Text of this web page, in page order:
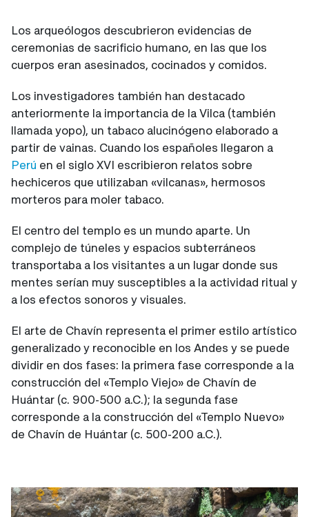
Los arqueólogos descubrieron evidencias de
ceremonias de sacrificio humano, en las que los
cuerpos eran asesinados, cocinados y comidos.
Los investigadores también han destacado
anteriormente la importancia de la Vilca (también
llamada yopo), un tabaco alucinógeno elaborado a
partir de vainas. Cuando los españoles llegaron a
Perú en el siglo XVI escribieron relatos sobre
hechiceros que utilizaban «vilcanas», hermosos
morteros para moler tabaco.
El centro del templo es un mundo aparte. Un
complejo de túneles y espacios subterráneos
transportaba a los visitantes a un lugar donde sus
mentes serían muy susceptibles a la actividad ritual y
a los efectos sonoros y visuales.
El arte de Chavín representa el primer estilo artístico
generalizado y reconocible en los Andes y se puede
dividir en dos fases: la primera fase corresponde a la
construcción del «Templo Viejo» de Chavín de
Huántar (c. 900-500 a.C.); la segunda fase
corresponde a la construcción del «Templo Nuevo»
de Chavín de Huántar (c. 500-200 a.C.).